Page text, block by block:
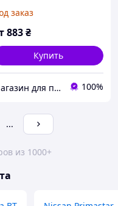
заказ
883₴
Купить
Магазин для профессионалов 100%
...
из 1000+